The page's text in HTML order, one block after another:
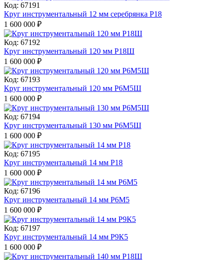
Код: 67191
Круг инструментальный 12 мм серебрянка Р18
1 600 000 ₽
Код: 67192
Круг инструментальный 120 мм Р18Ш
1 600 000 ₽
Код: 67193
Круг инструментальный 120 мм Р6М5Ш
1 600 000 ₽
Код: 67194
Круг инструментальный 130 мм Р6М5Ш
1 600 000 ₽
Код: 67195
Круг инструментальный 14 мм Р18
1 600 000 ₽
Код: 67196
Круг инструментальный 14 мм Р6М5
1 600 000 ₽
Код: 67197
Круг инструментальный 14 мм Р9К5
1 600 000 ₽